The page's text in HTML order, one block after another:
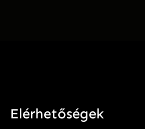
Elérhetőségek